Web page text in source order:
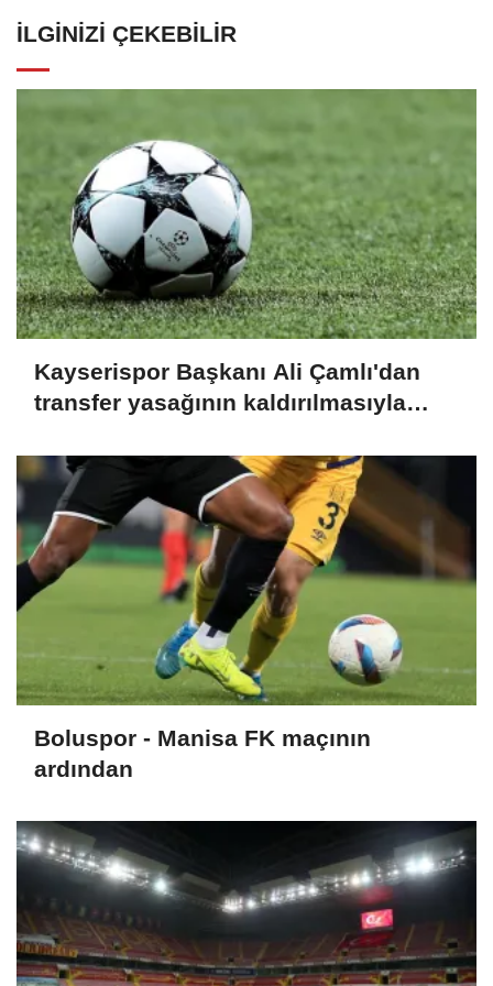
İLGINIZI ÇEKEBILIR
Kayserispor Başkanı Ali Çamlı'dan
transfer yasağının kaldırılmasıyla
Boluspor - Manisa FK maçının
ardından